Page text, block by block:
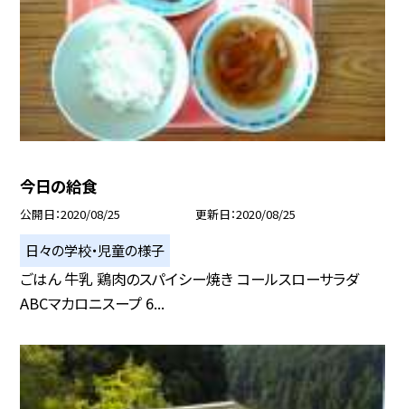
今日の給食
公開日 2020/08/25 更新日 2020/08/25
日々の学校・児童の様子
ごはん 牛乳 鶏肉のスパイシー焼き コールスローサラダ
ABCマカロニスープ 6...